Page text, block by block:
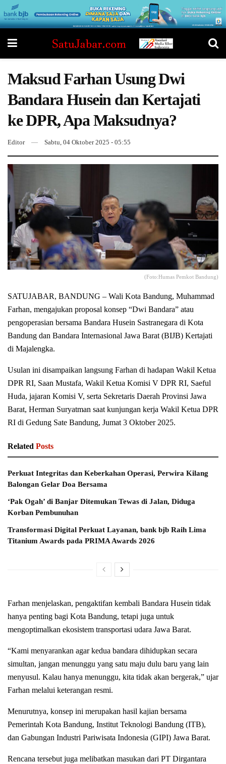
Maksud Farhan Usung Dwi
Bandara Husein dan Kertajati
ke DPR, Apa Maksudnya?
Editor Sabtu, 04 Oktober 2025 - 05:55
(Foto:Humas Pemkot Bandung)
SATUJABAR, BANDUNG – Wali Kota Bandung, Muhammad
Farhan, mengajukan proposal konsep “Dwi Bandara” atau
pengoperasian bersama Bandara Husein Sastranegara di Kota
Bandung dan Bandara Internasional Jawa Barat (BIJB) Kertajati
di Majalengka.
Usulan ini disampaikan langsung Farhan di hadapan Wakil Ketua
DPR RI, Saan Mustafa, Wakil Ketua Komisi V DPR RI, Saeful
Huda, jajaran Komisi V, serta Sekretaris Daerah Provinsi Jawa
Barat, Herman Suryatman saat kunjungan kerja Wakil Ketua DPR
RI di Gedung Sate Bandung, Jumat 3 Oktober 2025.
Related Posts
Perkuat Integritas dan Keberkahan Operasi, Perwira Kilang
Balongan Gelar Doa Bersama
‘Pak Ogah’ di Banjar Ditemukan Tewas di Jalan, Diduga
Korban Pembunuhan
Transformasi Digital Perkuat Layanan, bank bjb Raih Lima
Titanium Awards pada PRIMA Awards 2026
Farhan menjelaskan, pengaktifan kembali Bandara Husein tidak
hanya penting bagi Kota Bandung, tetapi juga untuk
mengoptimalkan ekosistem transportasi udara Jawa Barat.
“Kami menyarankan agar kedua bandara dihidupkan secara
simultan, jangan menunggu yang satu maju dulu baru yang lain
menyusul. Kalau hanya menunggu, kita tidak akan bergerak,” ujar
Farhan melalui keterangan resmi.
Menurutnya, konsep ini merupakan hasil kajian bersama
Pemerintah Kota Bandung, Institut Teknologi Bandung (ITB),
dan Gabungan Industri Pariwisata Indonesia (GIPI) Jawa Barat.
Rencana tersebut juga melibatkan masukan dari PT Dirgantara